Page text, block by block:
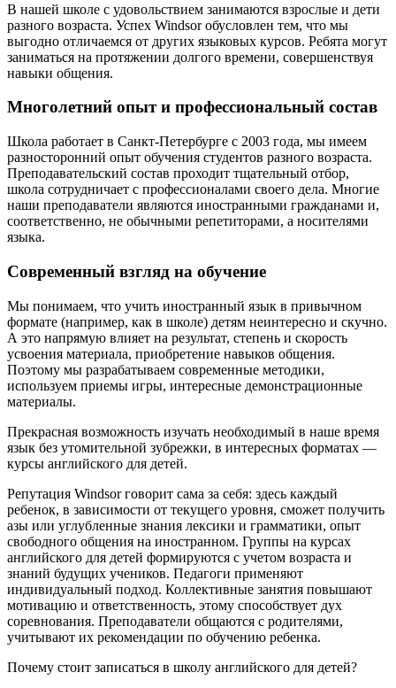
В нашей школе с удовольствием занимаются взрослые и дети
разного возраста. Успех Windsor обусловлен тем, что мы
выгодно отличаемся от других языковых курсов. Ребята могут
заниматься на протяжении долгого времени, совершенствуя
навыки общения.
Многолетний опыт и профессиональный состав
Школа работает в Санкт-Петербурге с 2003 года, мы имеем
разносторонний опыт обучения студентов разного возраста.
Преподавательский состав проходит тщательный отбор,
школа сотрудничает с профессионалами своего дела. Многие
наши преподаватели являются иностранными гражданами и,
соответственно, не обычными репетиторами, а носителями
языка.
Современный взгляд на обучение
Мы понимаем, что учить иностранный язык в привычном
формате (например, как в школе) детям неинтересно и скучно.
А это напрямую влияет на результат, степень и скорость
усвоения материала, приобретение навыков общения.
Поэтому мы разрабатываем современные методики,
используем приемы игры, интересные демонстрационные
материалы.
Прекрасная возможность изучать необходимый в наше время
язык без утомительной зубрежки, в интересных форматах —
курсы английского для детей.
Репутация Windsor говорит сама за себя: здесь каждый
ребенок, в зависимости от текущего уровня, сможет получить
азы или углубленные знания лексики и грамматики, опыт
свободного общения на иностранном. Группы на курсах
английского для детей формируются с учетом возраста и
знаний будущих учеников. Педагоги применяют
индивидуальный подход. Коллективные занятия повышают
мотивацию и ответственность, этому способствует дух
соревнования. Преподаватели общаются с родителями,
учитывают их рекомендации по обучению ребенка.
Почему стоит записаться в школу английского для детей?